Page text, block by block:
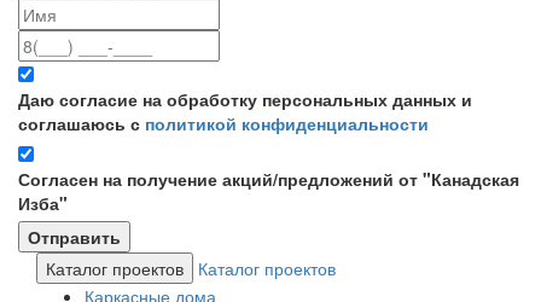
Даю согласие на обработку персональных данных и
соглашаюсь с политикой конфиденциальности
Согласен на получение акций/предложений от "Канадская
Изба"
Каталог проектов
Каталог проектов
Каркасные дома